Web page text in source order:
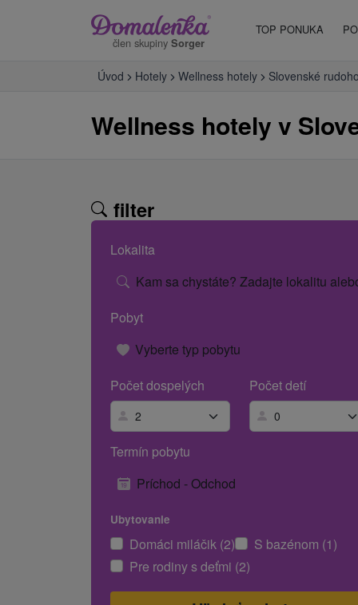
člen skupiny Sorger
TOP PONUKA
Úvod Hotely Wellness hotely Slovenské
Wellness hotely v
filter
Lokalita
Kam sa chystáte? Zadajte lokalitu
Pobyt
Vyberte typ pobytu
Počet dospelých
Počet detí
Termín pobytu
Príchod - Odchod
Ubytovanie
Domáci miláčik (2)
S bazénom (1)
Pre rodiny s deťmi (2)